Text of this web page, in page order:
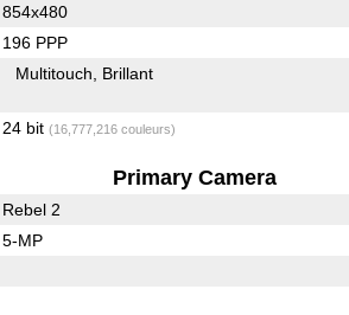
854x480
196 PPP
Multitouch Brillant
24 bit (16,777,216 couleurs)
Primary Camera
Rebel 2
5-MP